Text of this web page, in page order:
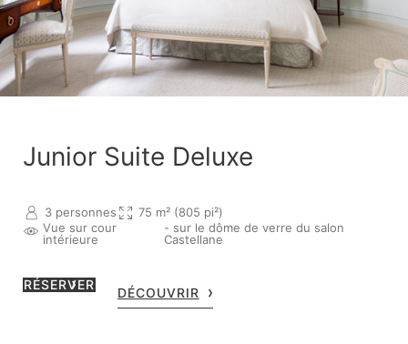
Junior Suite Deluxe
3 personnes
75 m² (805 pi²)
Vue sur cour
intérieure
- sur le dôme de verre du salon
Castellane
RÉSERVER
DÉCOUVRIR